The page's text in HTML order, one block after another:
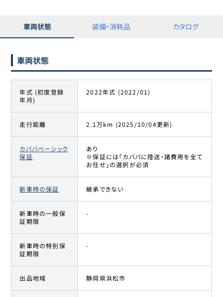
車両状態 装備・消耗品 カタログ
車両状態
年式 (初度登録
年月)
2022年式 (2022/01)
走行距離 2.1万km (2025/10/04更新)
カババベーシック
保証
あり
※保証には「カババに陸送・諸費用を全て
お任せ」の選択が必須
新車時の保証 継承できない
新車時の一般保
証期限
-
新車時の特別保
証期限
-
出品地域 静岡県浜松市